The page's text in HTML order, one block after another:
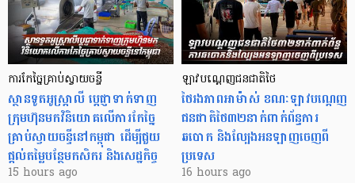
ការកែច្នៃគ្រាប់ស្វាយចន្ទី
ស្ថានទូតអូស្ត្រាលី ប្តេជ្ញាទាក់ទាញ
ក្រុមហ៊ុនមក​វិនិយោគលើការកែច្នៃ
គ្រាប់ស្វាយចន្ទីនៅកម្ពុជា ដើម្បីជួយ
ផ្តល់តម្លៃបន្ថែមកសិករ និងសេដ្ឋកិច្ច
15 hours ago
ឡាវបណ្តេញជនជាតិថៃ
ថៃរងភាពអាម៉ាស់ ខណៈឡាវបណ្តេញ
ជនជាតិថៃ៣២នាក់ពាក់ព័ន្ធការ
ឆបោក និងល្បែងអនឡាញចេញពី
ប្រទេស
16 hours ago